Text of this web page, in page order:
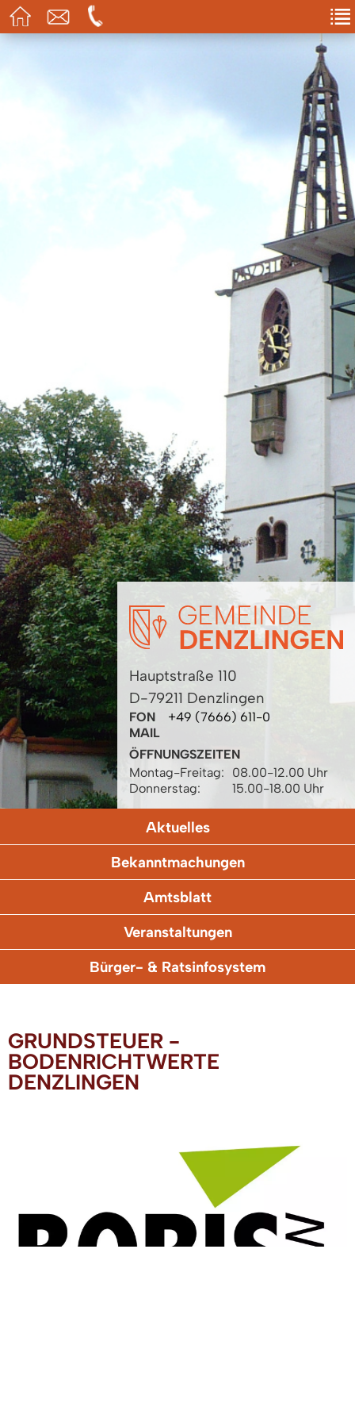
Hauptstraße 110
D-79211 Denzlingen
FON
+49 (7666) 611-0
MAIL
ÖFFNUNGSZEITEN
Montag-Freitag:
08.00-12.00 Uhr
Donnerstag:
15.00-18.00 Uhr
Aktuelles
Bekanntmachungen
Amtsblatt
Veranstaltungen
Bürger- & Ratsinfosystem
GRUNDSTEUER -
BODENRICHTWERTE
DENZLINGEN